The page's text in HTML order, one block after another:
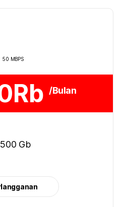
50 MBPS
/Bulan
Gb